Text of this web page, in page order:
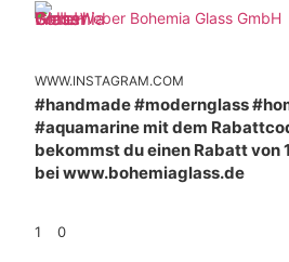
Weber Bohemia Glass GmbH
WWW.INSTAGRAM.COM
#handmade #modernglass
#aquamarine mit dem
bekommst du einen Rabatt von
bei www.bohemiaglass.de
1 0